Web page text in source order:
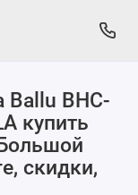
Ballu BHC-
купить
скидки,